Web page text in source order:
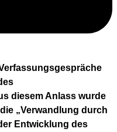
diesem Anlass wurde
„Verwandlung durch
Entwicklung des